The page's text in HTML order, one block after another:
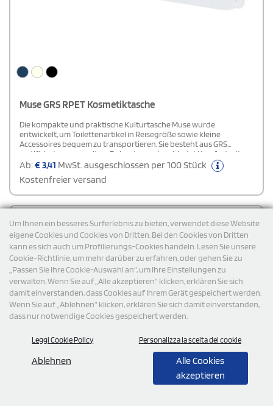
Um Ihnen ein besseres Surferlebnis zu bieten, verwendet diese Website
eigene Cookies und Cookies von Dritten. Bei den Cookies von Dritten
kann es sich auch um Profilierungs-Cookies handeln. Lesen Sie unsere
Cookie-Richtlinie, um mehr darüber zu erfahren, oder gehen Sie zu
„Passen Sie Ihre Cookie-Auswahl an“, um Ihre Einstellungen zu
verwalten. Wenn Sie auf „Alle akzeptieren“ klicken, erklären Sie sich
damit einverstanden, dass Cookies auf Ihrem Gerät gespeichert werden.
Wenn Sie auf „Ablehnen“ klicken, erklären Sie sich damit einverstanden,
dass nur notwendige Cookies gespeichert werden.
Leggi Cookie Policy Personalizza la scelta dei cookie
Ablehnen
Alle Cookies
akzeptieren
Muse GRS RPET Kosmetiktasche
Die kompakte und praktische Kulturtasche Muse wurde
entwickelt, um Toilettenartikel in Reisegröße sowie kleine
Accessoires bequem zu transportieren. Sie besteht aus GRS
zertifiziertem, recyceltem Polyester und verbindet Komfort mit
nachhaltiger Materialauswahl.
Ab:€3,41 MwSt. ausgeschlossen per 100 Stück
Kostenfreier versand
Cod: MO2876